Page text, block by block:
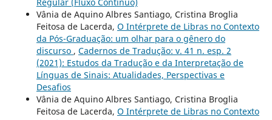
Vânia de Aquino Albres Santiago, Cristina Broglia
Feitosa de Lacerda, O Intérprete de Libras no Contexto
da Pós-Graduação: um olhar para o gênero do
discurso , Cadernos de Tradução: v. 41 n. esp. 2
(2021): Estudos da Tradução e da Interpretação de
Línguas de Sinais: Atualidades, Perspectivas e
Desafios
Vânia de Aquino Albres Santiago, Cristina Broglia
Feitosa de Lacerda, O Intérprete de Libras no Contexto